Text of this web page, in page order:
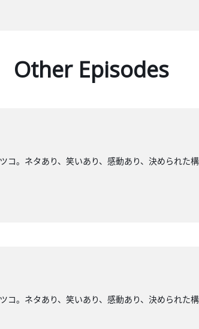
Other Episodes
コ。ネタあり、笑いあり、感動あり、決められた
コ。ネタあり、笑いあり、感動あり、決められた